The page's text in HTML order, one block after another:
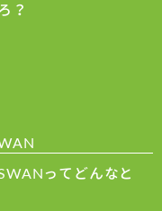
？
ってどんなと